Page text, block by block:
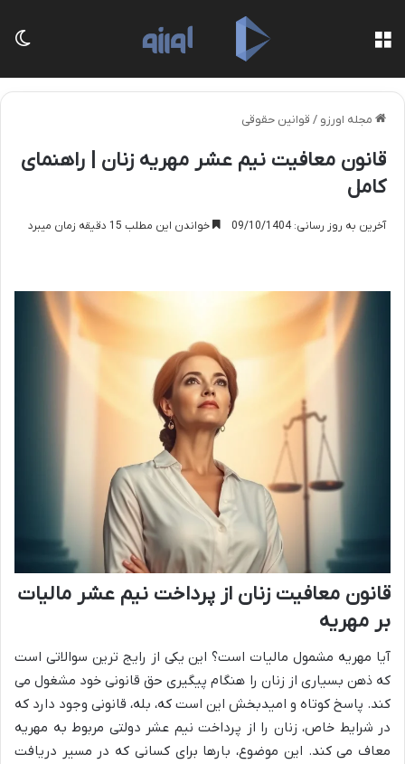
مجله اورزو / قوانین حقوقی
قانون معافیت نیم عشر مهریه زنان | راهنمای
کامل
آخرین به روز رسانی: 09/10/1404 خواندن این مطلب 15 دقیقه زمان میبرد
قانون معافیت زنان از پرداخت نیم عشر مالیات
بر مهریه
آیا مهریه مشمول مالیات است؟ این یکی از رایج ترین سوالاتی است
که ذهن بسیاری از زنان را هنگام پیگیری حق قانونی خود مشغول می
کند. پاسخ کوتاه و امیدبخش این است که، بله، قانونی وجود دارد که
در شرایط خاص، زنان را از پرداخت نیم عشر دولتی مربوط به مهریه
معاف می کند. این موضوع، بارها برای کسانی که در مسیر دریافت